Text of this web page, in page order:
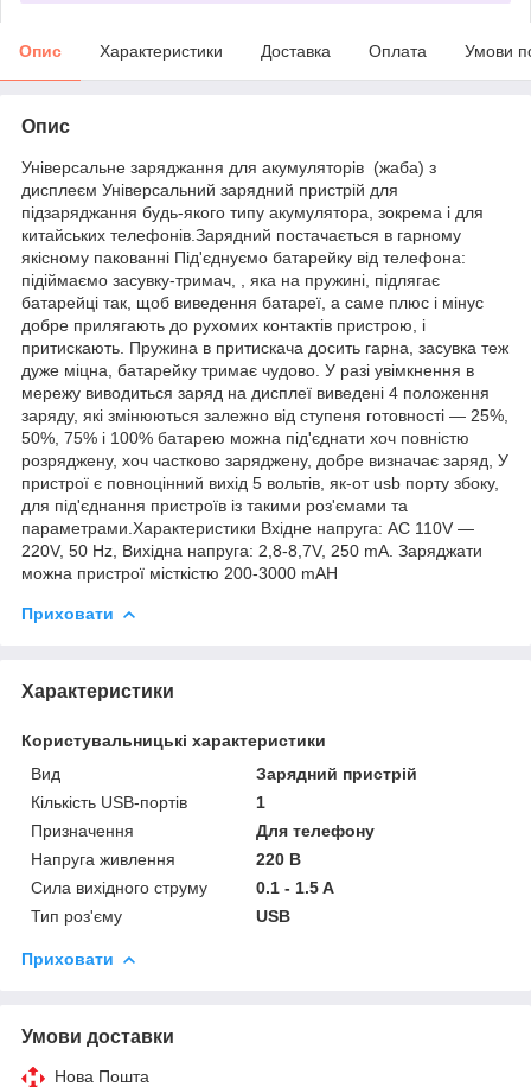
Опис Характеристики Доставка Оплата Умови
Опис
Універсальне заряджання для акумуляторів (жаба) з
дисплеєм Універсальний зарядний пристрій для
підзаряджання будь-якого типу акумулятора, зокрема і для
китайських телефонів.Зарядний постачається в гарному
якісному пакованні Під'єднуємо батарейку від телефона:
підіймаємо засувку-тримач, , яка на пружині, підлягає
батарейці так, щоб виведення батареї, а саме плюс і мінус
добре прилягають до рухомих контактів пристрою, і
притискають. Пружина в притискача досить гарна, засувка теж
дуже міцна, батарейку тримає чудово. У разі увімкнення в
мережу виводиться заряд на дисплеї виведені 4 положення
заряду, які змінюються залежно від ступеня готовності — 25%,
50%, 75% і 100% батарею можна під'єднати хоч повністю
розряджену, хоч частково заряджену, добре визначає заряд, У
пристрої є повноцінний вихід 5 вольтів, як-от usb порту збоку,
для під'єднання пристроїв із такими роз'ємами та
параметрами.Характеристики Вхідне напруга: AC 110V —
220V, 50 Hz, Вихідна напруга: 2,8-8,7V, 250 mA. Заряджати
можна пристрої місткістю 200-3000 mAH
Приховати
Характеристики
Користувальницькі характеристики
Вид
Зарядний пристрій
Кількість USB-портів
1
Призначення
Для телефону
Напруга живлення
220 В
Сила вихідного струму
0.1 - 1.5 A
Тип роз'єму
USB
Приховати
Умови доставки
Нова Пошта